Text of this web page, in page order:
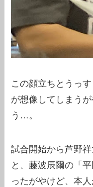
この顔立ちとうっ
が想像してしまう
う…。
試合開始から芦野
と、藤波辰爾の「
ったがやけど、本